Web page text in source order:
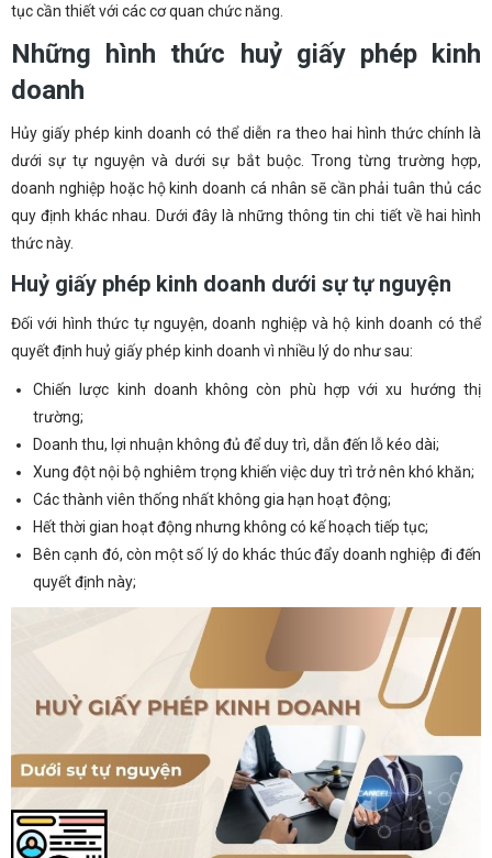
tục cần thiết với các cơ quan chức năng.
Những hình thức huỷ giấy phép kinh
doanh
Hủy giấy phép kinh doanh có thể diễn ra theo hai hình thức chính là
dưới sự tự nguyện và dưới sự bắt buộc. Trong từng trường hợp,
doanh nghiệp hoặc hộ kinh doanh cá nhân sẽ cần phải tuân thủ các
quy định khác nhau. Dưới đây là những thông tin chi tiết về hai hình
thức này.
Huỷ giấy phép kinh doanh dưới sự tự nguyện
Đối với hình thức tự nguyện, doanh nghiệp và hộ kinh doanh có thể
quyết định huỷ giấy phép kinh doanh vì nhiều lý do như sau:
Chiến lược kinh doanh không còn phù hợp với xu hướng thị
trường;
Doanh thu, lợi nhuận không đủ để duy trì, dẫn đến lỗ kéo dài;
Xung đột nội bộ nghiêm trọng khiến việc duy trì trở nên khó khăn;
Các thành viên thống nhất không gia hạn hoạt động;
Hết thời gian hoạt động nhưng không có kế hoạch tiếp tục;
Bên cạnh đó, còn một số lý do khác thúc đẩy doanh nghiệp đi đến
quyết định này;